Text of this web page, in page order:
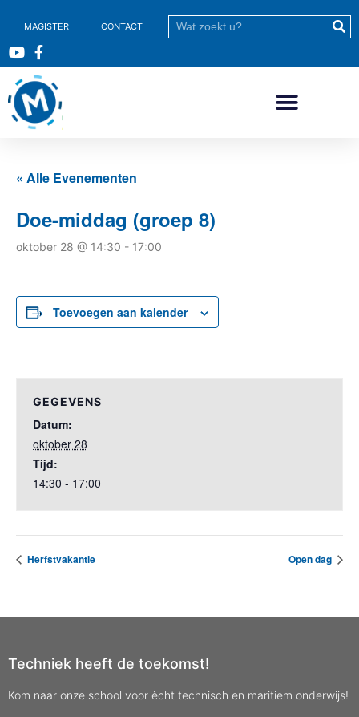
MAGISTER CONTACT
« Alle Evenementen
Doe-middag (groep 8)
oktober 28 @ 14:30 - 17:00
Toevoegen aan kalender
GEGEVENS
Datum:
oktober 28
Tijd:
14:30 - 17:00
Herfstvakantie Open dag
Techniek heeft de toekomst!
Kom naar onze school voor ècht technisch en maritiem onderwijs!